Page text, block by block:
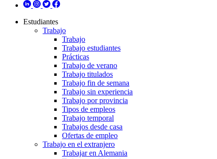
Estudiantes
Trabajo
Trabajo
Trabajo estudiantes
Prácticas
Trabajo de verano
Trabajo titulados
Trabajo fin de semana
Trabajo sin experiencia
Trabajo por provincia
Tipos de empleos
Trabajo temporal
Trabajos desde casa
Ofertas de empleo
Trabajo en el extranjero
Trabajar en Alemania